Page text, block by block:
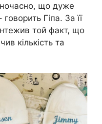
що дуже
Гіпа. За її
той факт, що
кількість та